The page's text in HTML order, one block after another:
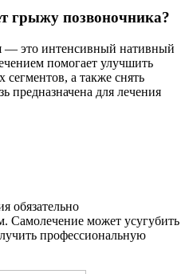
грыжу позвоночника?
— это интенсивный нативный
помогает улучшить
сегментов, а также снять
предназначена для лечения
обязательно
Самолечение может усугубить
профессиональную